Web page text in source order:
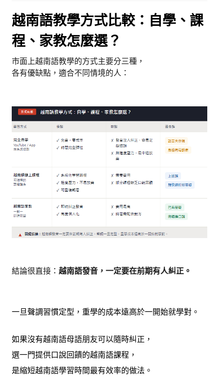
越南語教學方式比較：自學、課
程、家教怎麼選？
市面上越南語教學的方式主要分三種，
各有優缺點，適合不同情境的人：
結論很直接： 越南語發音，一定要在前期有人糾正。
一旦聲調習慣定型，重學的成本遠高於一開始就學對。
如果沒有越南語母語朋友可以隨時糾正，
選一門提供口說回饋的越南語課程，
是縮短越南語學習時間最有效率的做法。